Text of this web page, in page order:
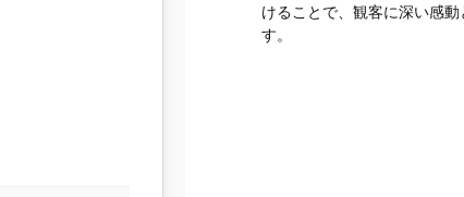
けることで、観客に深い感動
す。